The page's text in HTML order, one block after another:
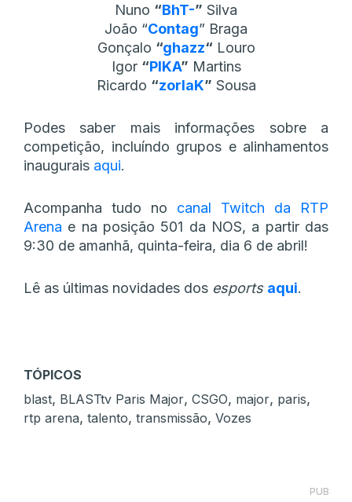
Nuno “BhT-” Silva
João “Contag” Braga
Gonçalo “ghazz“ Louro
Igor “PIKA” Martins
Ricardo “zorlaK” Sousa
Podes saber mais informações sobre a
competição, incluíndo grupos e alinhamentos
inaugurais aqui.
Acompanha tudo no canal Twitch da RTP
Arena e na posição 501 da NOS, a partir das
9:30 de amanhã, quinta-feira, dia 6 de abril!
Lê as últimas novidades dos esports aqui.
TÓPICOS
blast, BLASTtv Paris Major, CSGO, major, paris,
rtp arena, talento, transmissão, Vozes
PUB